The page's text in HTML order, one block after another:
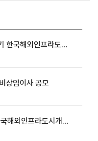
[1차면접 결과발표] 2020년 하반기 한국해외인프라도시개발지원공사 직원(경력/신입) 채용 1차면접 결과 발표
상임이사 공모
[필기전형발표] 2020년 하반기 한국해외인프라도시개발지원공사 직원(경력/신입) 채용 필기전형발표